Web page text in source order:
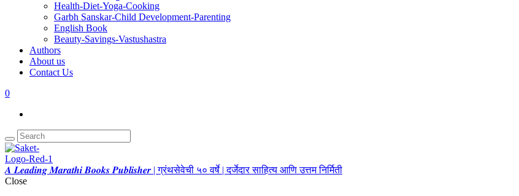
Health-Diet-Yoga-Cooking
Garbh Sanskar-Child Development-Parenting
English Book
Beauty-Savings-Vastushastra
Authors
About us
Contact Us
0
𝑨 𝑳𝒆𝒂𝒅𝒊𝒏𝒈 𝑴𝒂𝒓𝒂𝒕𝒉𝒊 𝑩𝒐𝒐𝒌𝒔 𝑷𝒖𝒃𝒍𝒊𝒔𝒉𝒆𝒓 | ग्रंथसेवेची ५० वर्षे | दर्जेदार साहित्य आणि उत्तम निर्मिती
Close